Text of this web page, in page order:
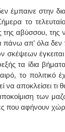
έμπαινε στην
το
αβύσσου, της
πάνω απ' όλα
σκέψεων
τα ίδια
το πολιτικό
αποκλείσει τι
των
που αφήνουν